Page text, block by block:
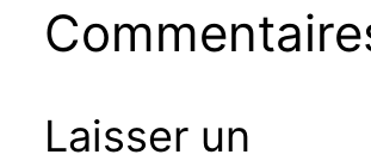
Laisser un